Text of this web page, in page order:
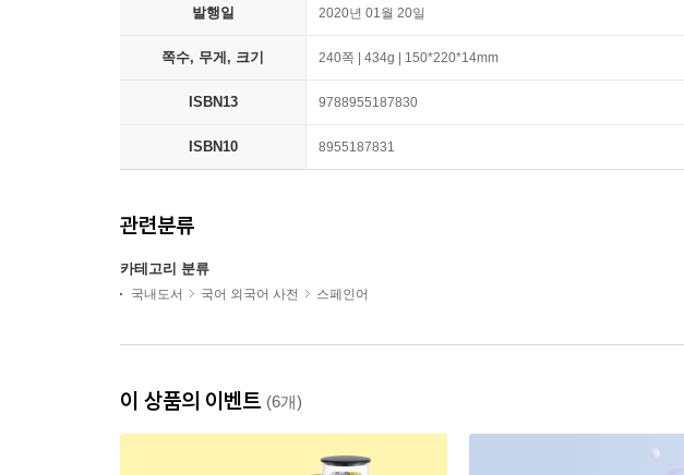
발행일 2020년 01월 20일
쪽수, 무게, 크기 240쪽 | 434g | 150*220*14mm
ISBN13 9788955187830
ISBN10 8955187831
관련분류
카테고리 분류
국내도서 국어 외국어 사전 스페인어
이 상품의 이벤트 (6개)